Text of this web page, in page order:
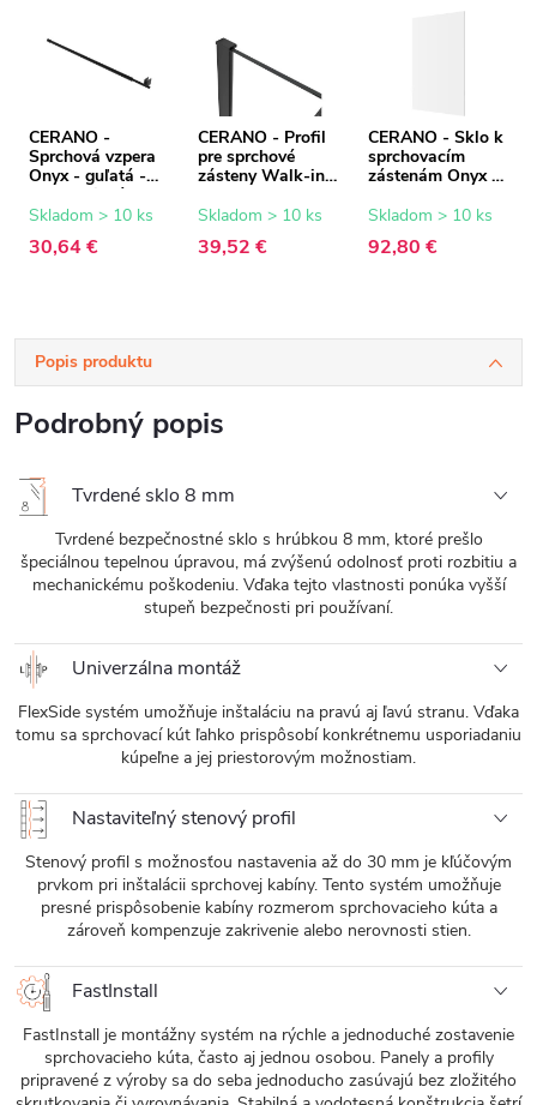
CERANO -
Sprchová vzpera
Onyx - guľatá -
teleskopická -
čierna matná -
Skladom > 10 ks
30,64 €
CERANO - Profil
pre sprchové
zásteny Walk-in
čierna matná - 15
Skladom > 10 ks
39,52 €
CERANO - Sklo k
sprchovacím
zástenám Onyx -
transparentné
Skladom > 10 ks
92,80 €
Popis produktu
Podrobný popis
Tvrdené sklo 8 mm
Tvrdené bezpečnostné sklo s hrúbkou 8 mm, ktoré prešlo
špeciálnou tepelnou úpravou, má zvýšenú odolnosť proti rozbitiu a
mechanickému poškodeniu. Vďaka tejto vlastnosti ponúka vyšší
stupeň bezpečnosti pri používaní.
Univerzálna montáž
FlexSide systém umožňuje inštaláciu na pravú aj ľavú stranu. Vďaka
tomu sa sprchovací kút ľahko prispôsobí konkrétnemu usporiadaniu
kúpeľne a jej priestorovým možnostiam.
Nastaviteľný stenový profil
Stenový profil s možnosťou nastavenia až do 30 mm je kľúčovým
prvkom pri inštalácii sprchovej kabíny. Tento systém umožňuje
presné prispôsobenie kabíny rozmerom sprchovacieho kúta a
zároveň kompenzuje zakrivenie alebo nerovnosti stien.
FastInstall
FastInstall je montážny systém na rýchle a jednoduché zostavenie
sprchovacieho kúta, často aj jednou osobou. Panely a profily
pripravené z výroby sa do seba jednoducho zasúvajú bez zložitého